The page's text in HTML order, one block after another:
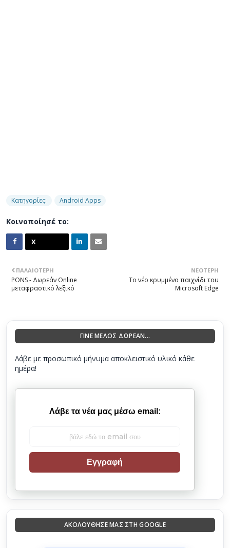
Κατηγορίες: Android Apps
Κοινοποίησέ το:
ΝΕΌΤΕΡΗ
Το νέο κρυμμένο παιχνίδι του
Microsoft Edge
ΠΑΛΑΙΌΤΕΡΗ
PONS - Δωρεάν Online
μεταφραστικό λεξικό
ΓΙΝΕ ΜΕΛΟΣ ΔΩΡΕΑΝ...
Λάβε με προσωπικό μήνυμα αποκλειστικό υλικό κάθε
ημέρα!
Λάβε τα νέα μας μέσω email:
Εγγραφή
ΑΚΟΛΟΎΘΗΣΈ ΜΑΣ ΣΤΗ GOOGLE